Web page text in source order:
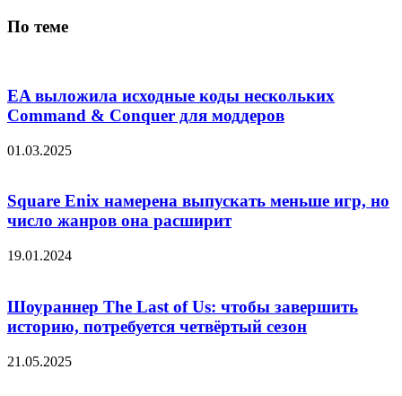
По теме
EA выложила исходные коды нескольких
Command & Conquer для моддеров
01.03.2025
Square Enix намерена выпускать меньше игр, но
число жанров она расширит
19.01.2024
Шоураннер The Last of Us: чтобы завершить
историю, потребуется четвёртый сезон
21.05.2025